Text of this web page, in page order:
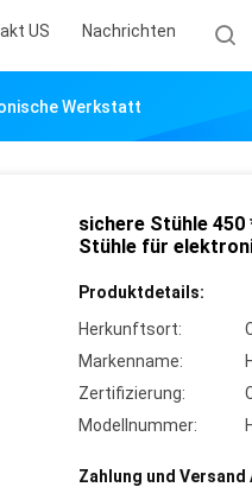
US Nachrichten
Werkstatt
sichere Stühle 450
Stühle für
Produktdetails:
Herkunftsort:
Markenname:
Zertifizierung:
Modellnummer:
Zahlung und Versand